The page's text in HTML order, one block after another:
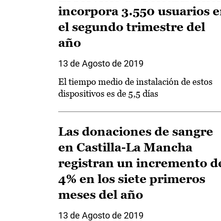
incorpora 3.550 usuarios
el segundo trimestre del
año
13 de Agosto de 2019
El tiempo medio de instalación de estos
dispositivos es de 5,5 días
Las donaciones de sangre
en Castilla-La Mancha
registran un incremento
4% en los siete primeros
meses del año
13 de Agosto de 2019